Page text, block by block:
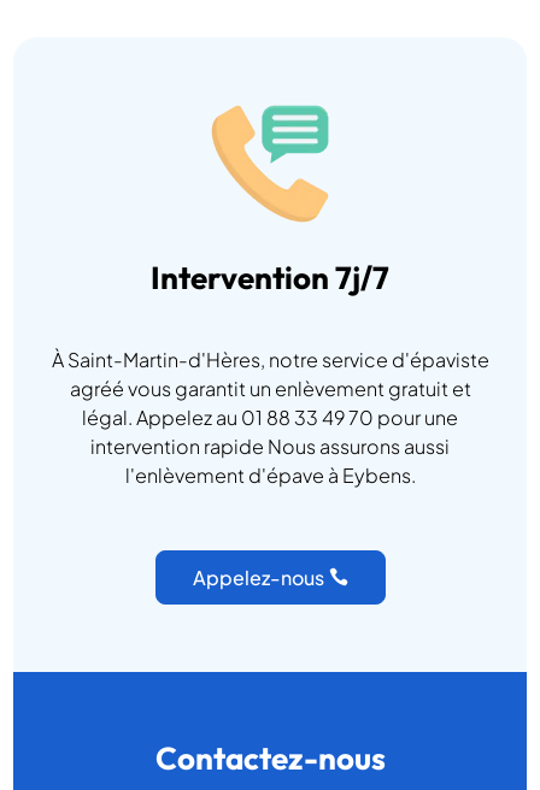
Intervention 7j/7
À Saint-Martin-d'Hères, notre service d'épaviste
agréé vous garantit un enlèvement gratuit et
légal. Appelez au 01 88 33 49 70 pour une
intervention rapide Nous assurons aussi
l'enlèvement d'épave à Eybens.
Appelez-nous
Contactez-nous